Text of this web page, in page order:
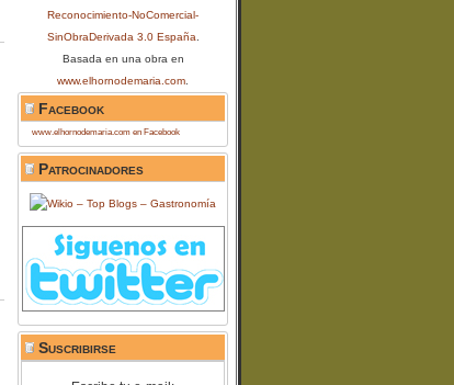
Reconocimiento-NoComercial-
SinObraDerivada 3.0 España
Basada en una obra en
www.elhornodemaria.com
Facebook
www.elhornodemaria.com en Facebook
Patrocinadores
Suscribirse